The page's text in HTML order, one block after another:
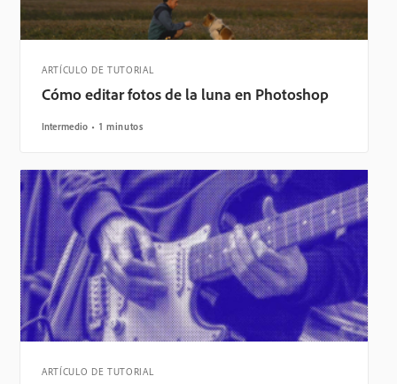
ARTÍCULO DE TUTORIAL
Cómo editar fotos de la luna en Photoshop
Intermedio 1 minutos
ARTÍCULO DE TUTORIAL